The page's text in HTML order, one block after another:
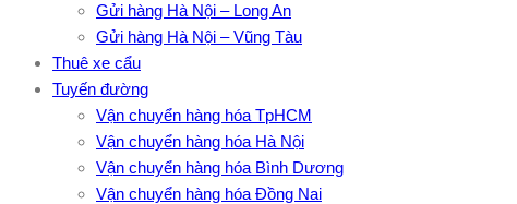
Gửi hàng Hà Nội – Long An
Gửi hàng Hà Nội – Vũng Tàu
Thuê xe cẩu
Tuyến đường
Vận chuyển hàng hóa TpHCM
Vận chuyển hàng hóa Hà Nội
Vận chuyển hàng hóa Bình Dương
Vận chuyển hàng hóa Đồng Nai